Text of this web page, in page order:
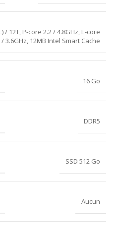
/ 12T, P-core 2.2 / 4.8GHz, E-core
/ 3.6GHz, 12MB Intel Smart Cache
16 Go
DDR5
SSD 512 Go
Aucun